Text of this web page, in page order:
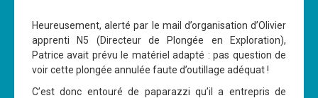
Niveau 2
Niveau 3
Heureusement, alerté par le mail d’organisation d’Olivier
apprenti N5 (Directeur de Plongée en Exploration),
Patrice avait prévu le matériel adapté : pas question de
voir cette plongée annulée faute d’outillage adéquat !
C’est donc entouré de paparazzi qu’il a entrepris de